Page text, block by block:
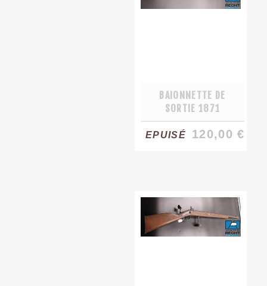
BAIONNETTE DE
SORTIE 1871
EPUISÉ 120,00 €